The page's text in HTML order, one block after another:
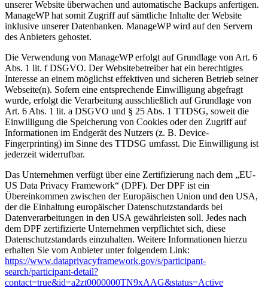
unserer Website überwachen und automatische Backups anfertigen.
ManageWP hat somit Zugriff auf sämtliche Inhalte der Website
inklusive unserer Datenbanken. ManageWP wird auf den Servern
des Anbieters gehostet.
Die Verwendung von ManageWP erfolgt auf Grundlage von Art. 6
Abs. 1 lit. f DSGVO. Der Websitebetreiber hat ein berechtigtes
Interesse an einem möglichst effektiven und sicheren Betrieb seiner
Webseite(n). Sofern eine entsprechende Einwilligung abgefragt
wurde, erfolgt die Verarbeitung ausschließlich auf Grundlage von
Art. 6 Abs. 1 lit. a DSGVO und § 25 Abs. 1 TTDSG, soweit die
Einwilligung die Speicherung von Cookies oder den Zugriff auf
Informationen im Endgerät des Nutzers (z. B. Device-
Fingerprinting) im Sinne des TTDSG umfasst. Die Einwilligung ist
jederzeit widerrufbar.
Das Unternehmen verfügt über eine Zertifizierung nach dem „EU-
US Data Privacy Framework“ (DPF). Der DPF ist ein
Übereinkommen zwischen der Europäischen Union und den USA,
der die Einhaltung europäischer Datenschutzstandards bei
Datenverarbeitungen in den USA gewährleisten soll. Jedes nach
dem DPF zertifizierte Unternehmen verpflichtet sich, diese
Datenschutzstandards einzuhalten. Weitere Informationen hierzu
erhalten Sie vom Anbieter unter folgendem Link:
https://www.dataprivacyframework.gov/s/participant-
search/participant-detail?
contact=true&id=a2zt0000000TN9xAAG&status=Active